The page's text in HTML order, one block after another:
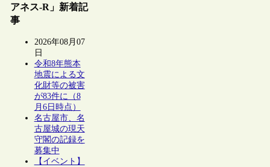
アネス-R」新着記
事
2026年08月07
日
令和8年熊本
地震による文
化財等の被害
が83件に（8
月6日時点）
名古屋市、名
古屋城の現天
守閣の記録を
募集中
【イベント】